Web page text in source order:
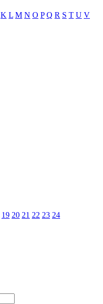
K L M N O P Q R S T U V
19 20 21 22 23 24